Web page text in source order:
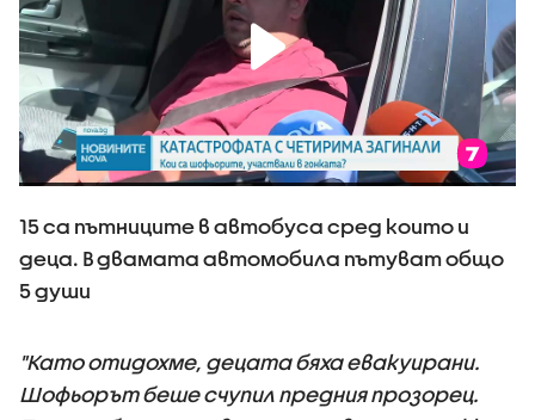
15 са пътниците в автобуса сред които и
деца. В двамата автомобила пътуват общо
5 души
"Като отидохме, децата бяха евакуирани.
Шофьорът беше счупил предния прозорец.